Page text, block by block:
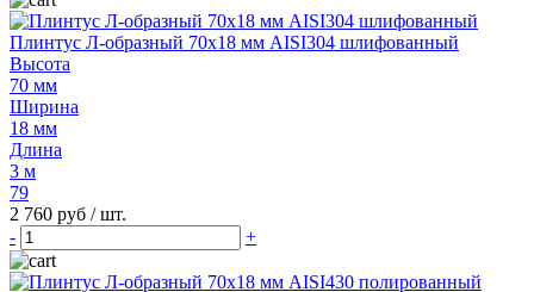
Плинтус Л-образный 70х18 мм AISI304 шлифованный
Высота
70 мм
Ширина
18 мм
Длина
3 м
79
2 760 руб / шт.
-
+